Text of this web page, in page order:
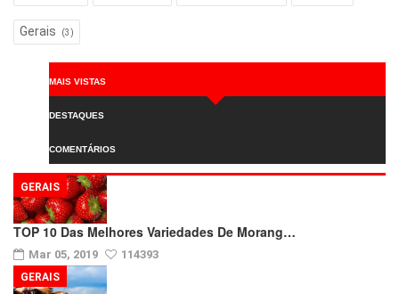
Gerais (3)
MAIS VISTAS
DESTAQUES
COMENTÁRIOS
TOP 10 Das Melhores Variedades De Morang…
Mar 05, 2019 114393
GERAIS
GERAIS